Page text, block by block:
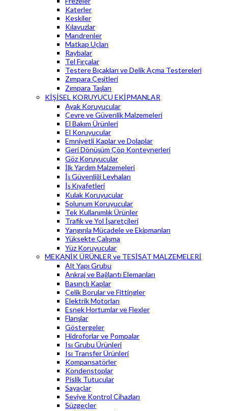
Katerler
Keskiler
Kılavuzlar
Mandrenler
Matkap Uçları
Raybalar
Tel Fırçalar
Testere Bıçakları ve Delik Açma Testereleri
Zımpara Çeşitleri
Zımpara Taşları
KİŞİSEL KORUYUCU EKİPMANLAR
Ayak Koruyucular
Çevre ve Güvenlik Malzemeleri
El Bakım Ürünleri
El Koruyucular
Emniyetli Kaplar ve Dolaplar
Geri Dönüşüm Çöp Konteynerleri
Göz Koruyucular
İlk Yardım Malzemeleri
İş Güvenliği Levhaları
İş Kıyafetleri
Kulak Koruyucular
Solunum Koruyucular
Tek Kullanımlık Ürünler
Trafik ve Yol İşaretçileri
Yangınla Mücadele ve Ekipmanları
Yüksekte Çalışma
Yüz Koruyucular
MEKANİK ÜRÜNLER ve TESİSAT MALZEMELERİ
Alt Yapı Grubu
Ankraj ve Bağlantı Elemanları
Basınçlı Kaplar
Çelik Borular ve Fittingler
Elektrik Motorları
Esnek Hortumlar ve Flexler
Flanşlar
Göstergeler
Hidroforlar ve Pompalar
Isı Grubu Ürünleri
Isı Transfer Ürünleri
Kompansatörler
Kondenstoplar
Pislik Tutucular
Sayaçlar
Seviye Kontrol Cihazları
Süzgeçler